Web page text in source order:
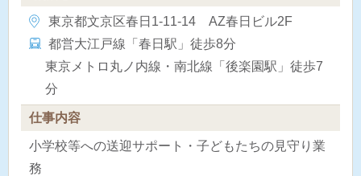
東京都文京区春日1-11-14 AZ春日ビル2F
都営大江戸線「春日駅」徒歩8分
東京メトロ丸ノ内線・南北線「後楽園駅」徒歩7
分
仕事内容
小学校等への送迎サポート・子どもたちの見守り業
務